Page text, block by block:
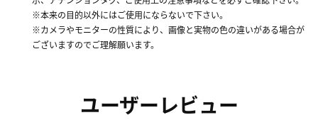
※本来の目的以外にはご使用にならないで下さい。
※カメラやモニターの性質により、画像と実物の色の違いがある場合が
ございますのでご理解願います。
ユーザーレビュー